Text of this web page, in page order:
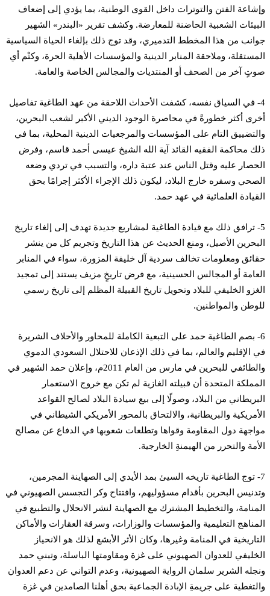
وإشاعة الفتن والتوترات داخل القوى الوطنية، بما يؤدي إلى إضعاف
البيئات الشعبية الحاضنة للمعارضة. وكشف تقرير «البندر» الشهير
جوانب من هذا المخطط التدميري، وقد توج ذلك بإلغاء الحياة السياسية
المستقلة، وملاحقة المنابر الدينية والمؤسسات الأهلية الحرة، وكتْم أي
صوتٍ آخر من الصحف أو المنتديات والمجالس الخاصة والعامة.
4- في السياق نفسه، كشفت الأحداث اللاحقة من عهد الطاغية تفاصيل
أخرى أكثر خطورةً في محاصرة الوجود الديني الأكبر لشعب البحرين،
والتضييق التام على المؤسسات والمرجعيات الدينية المحلية، بما في
ذلك محاكمة الفقيه القائد آية الله الشيخ عيسى أحمد قاسم، وفرض
الحصار عليه وقتل الناس عند عتبة داره، والتسبب في تردي وضعه
الصحي وسفره خارج البلاد، ليكون ذلك الإجراء الأكثر إجرامًا بحق
القيادة العلمائية في عهد حمد.
5- ترافق ذلك مع قيادة الطاغية لمشاريع جديدة تهدف إلى إلغاء تاريخ
البحرين الأصيل، ومنع الحديث عن هذا التاريخ وتجريم كل من ينشر
حقائق ومعلومات تخالف سردية آل خليفة المزورة، سواء في المنابر
العامة أو المجالس الحسينية، مع فرض تاريخٍ مزيف يستند إلى تمجيد
الغزو الخليفي للبلاد وتحويل تاريخ القبيلة المظلم إلى تاريخ رسمي
للوطن والمواطنين.
6- بصم الطاغية حمد على التبعية الكاملة للمحاور والأحلاف الشريرة
في الإقليم والعالم، بما في ذلك الإذعان للاحتلال السعودي الدموي
والطائفي للبحرين في مارس من العام 2011م، وإعلان حمد الشهير في
المملكة المتحدة أن قبيلته الغازية لم تكن مع خروج الاستعمار
البريطاني من البلاد، وصولًا إلى بيع سيادة البلاد لصالح القواعد
الأمريكية والبريطانية، والالتحاق بالمحور الأمريكي الشيطاني في
مواجهة دول المقاومة وقواها وتطلعات شعوبها في الدفاع عن مصالح
الأمة والتحرر من الهيمنةِ الخارجية.
7- توج الطاغية تاريخه السيئ بمد الأيدي إلى الصهاينة المجرمين،
وتدنيس البحرين بأقدام مسؤوليهم، وافتتاح وكر التجسس الصهيوني في
المنامة، والتخطيط المشترك مع الصهاينة لنشر الانحلال والتطبيع في
المناهج التعليمية والمؤسسات والوزارات، وسرقة العقارات والأماكن
التاريخية في المنامة وغيرها، وكان الأثر الأبشع لذلك هو الانحياز
الخليفي للعدوان الصهيوني على غزة ومقاومتها الباسلة، وتبني حمد
ونجله الشرير سلمان الرواية الصهيونية، وعدم التواني عن دعم العدوان
والتغطية على جريمةِ الإبادة الجماعية بحق أهلنا الصامدين في غزة